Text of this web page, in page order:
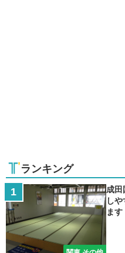
ランキング
成田
し
ます